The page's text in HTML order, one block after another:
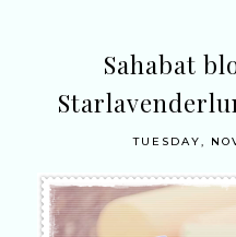
Sahabat
TUESDAY,